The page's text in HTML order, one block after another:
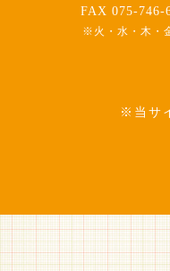
FAX 075-746-
※火・水・木・
※当サ